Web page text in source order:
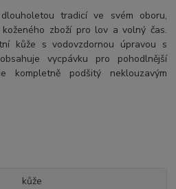
tradicí ve svém oboru,
zboží pro lov a volný čas.
kůže s vodovzdornou úpravou s
vycpávku pro pohodlnější
podšitý neklouzavým
kůže